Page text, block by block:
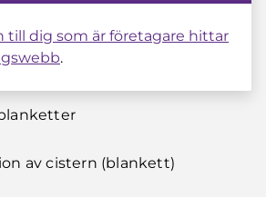
till dig som är företagare hittar
.
av cistern (blankett)